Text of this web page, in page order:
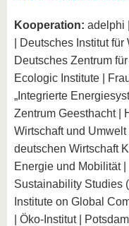
Kooperation: adelphi
| Deutsches Institut
Deutsches Zentrum
Ecologic Institute |
„Integrierte
Zentrum Geesthacht |
Wirtschaft und
deutschen Wirtschaft
Energie und Mobilität
Sustainability Studies
Institute on Global
| Öko-Institut |